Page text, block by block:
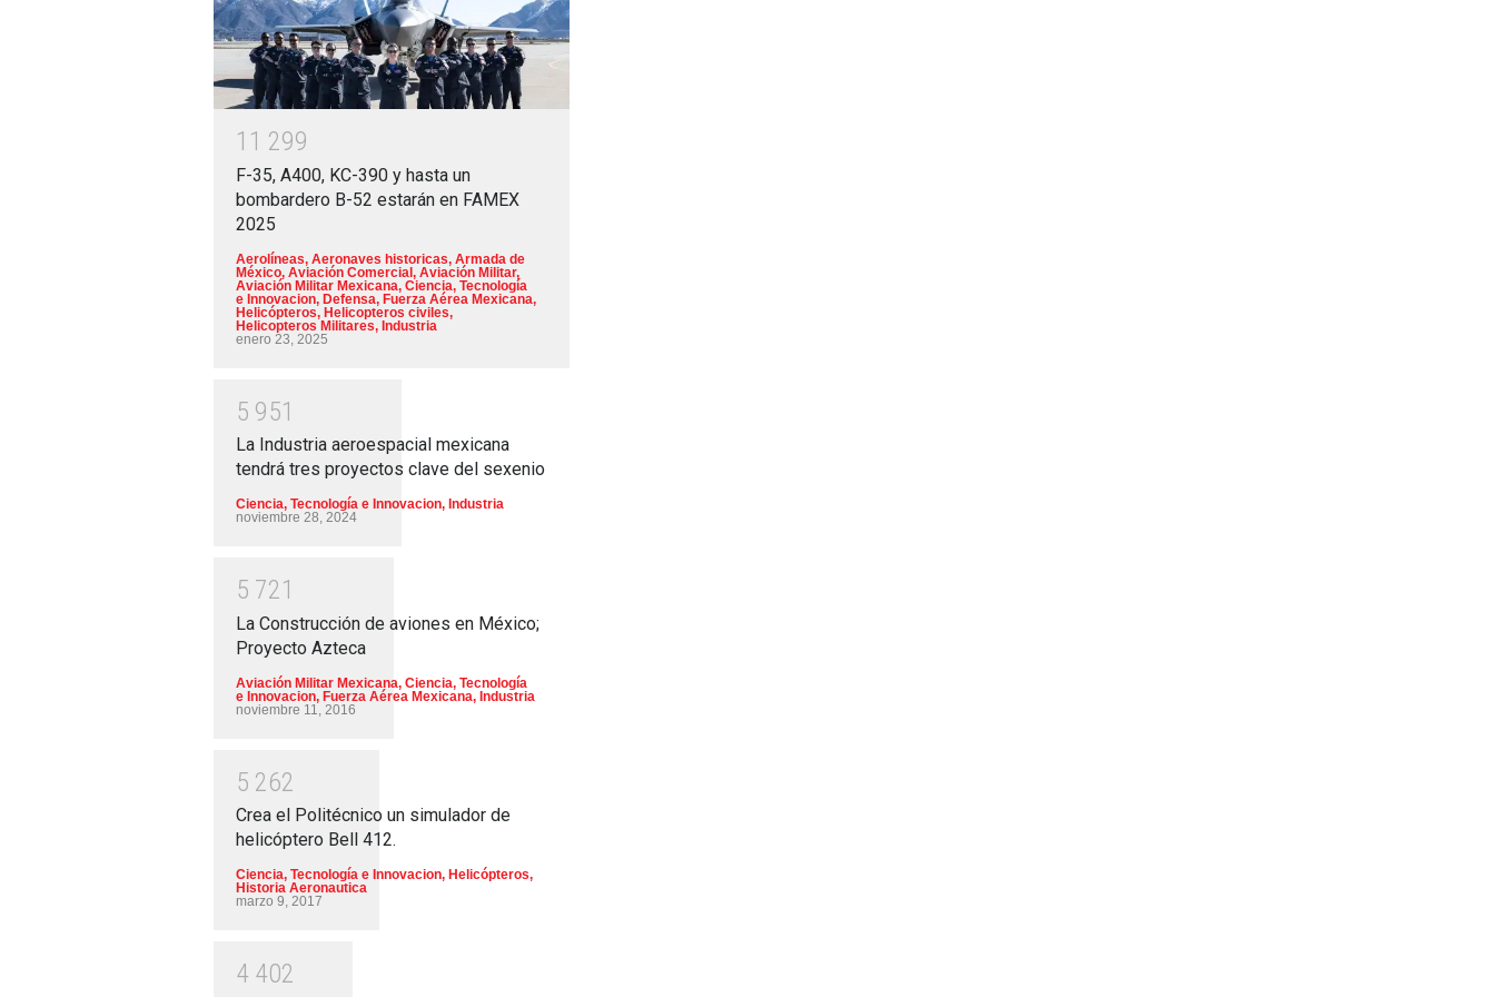
1 1 299
F-35, A400, KC-390 y hasta un
bombardero B-52 estarán en FAMEX
2025
Aerolíneas, Aeronaves historicas, Armada de
México, Aviación Comercial, Aviación Militar,
Aviación Militar Mexicana, Ciencia, Tecnología
e Innovacion, Defensa, Fuerza Aérea Mexicana,
Helicópteros, Helicopteros civiles,
Helicopteros Militares, Industria
enero 23, 2025
5 951
La Industria aeroespacial mexicana
tendrá tres proyectos clave del sexenio
Ciencia, Tecnología e Innovacion, Industria
noviembre 28, 2024
5 721
La Construcción de aviones en México;
Proyecto Azteca
Aviación Militar Mexicana, Ciencia, Tecnología
e Innovacion, Fuerza Aérea Mexicana, Industria
noviembre 11, 2016
5 262
Crea el Politécnico un simulador de
helicóptero Bell 412.
Ciencia, Tecnología e Innovacion, Helicópteros,
Historia Aeronautica
marzo 9, 2017
4 402